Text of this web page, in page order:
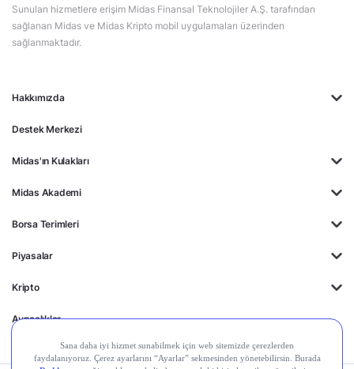
Hakkımızda
Destek Merkezi
Midas'ın Kulakları
Midas Akademi
Borsa Terimleri
Piyasalar
Kripto
Ayrıcalıklar
Sunulan hizmetlere erişim Midas Finansal Teknolojiler A.Ş. tarafından
sağlanan Midas ve Midas Kripto mobil uygulamaları üzerinden
sağlanmaktadır.